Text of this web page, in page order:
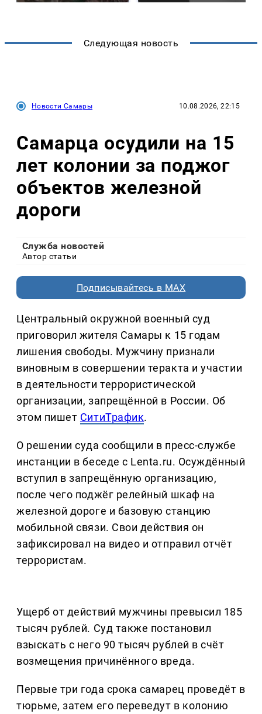
Следующая новость
Новости Самары 10.08.2026, 22:15
Самарца осудили на 15
лет колонии за поджог
объектов железной
дороги
Служба новостей
Автор статьи
Подписывайтесь в MAX
Центральный окружной военный суд
приговорил жителя Самары к 15 годам
лишения свободы. Мужчину признали
виновным в совершении теракта и участии
в деятельности террористической
организации, запрещённой в России. Об
этом пишет СитиТрафик.
О решении суда сообщили в пресс-службе
инстанции в беседе с Lenta.ru. Осуждённый
вступил в запрещённую организацию,
после чего поджёг релейный шкаф на
железной дороге и базовую станцию
мобильной связи. Свои действия он
зафиксировал на видео и отправил отчёт
террористам.
Ущерб от действий мужчины превысил 185
тысяч рублей. Суд также постановил
взыскать с него 90 тысяч рублей в счёт
возмещения причинённого вреда.
Первые три года срока самарец проведёт в
тюрьме, затем его переведут в колонию